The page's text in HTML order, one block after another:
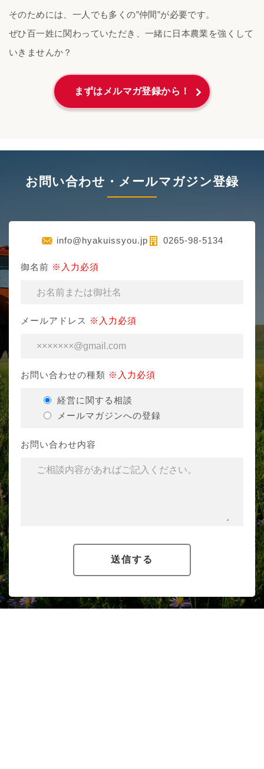
そのためには、一人でも多くの”仲間”が必要です。
ぜひ百一姓に関わっていただき、一緒に日本農業を強くして
いきませんか？
まずはメルマガ登録から！
お問い合わせ・メールマガジン登録
info@hyakuissyou.jp 0265-98-5134
御名前 ※入力必須
メールアドレス ※入力必須
お問い合わせの種類 ※入力必須
経営に関する相談
メールマガジンへの登録
お問い合わせ内容